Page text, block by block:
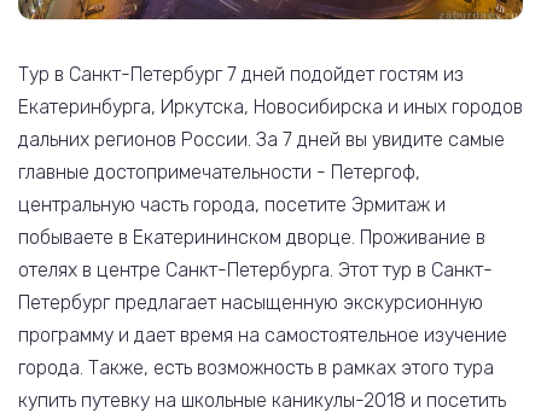
Тур в Санкт-Петербург 7 дней подойдет гостям из
Екатеринбурга, Иркутска, Новосибирска и иных городов
дальних регионов России. За 7 дней вы увидите самые
главные достопримечательности - Петергоф,
центральную часть города, посетите Эрмитаж и
побываете в Екатерининском дворце. Проживание в
отелях в центре Санкт-Петербурга. Этот тур в Санкт-
Петербург предлагает насыщенную экскурсионную
программу и дает время на самостоятельное изучение
города. Также, есть возможность в рамках этого тура
купить путевку на школьные каникулы-2018 и посетить